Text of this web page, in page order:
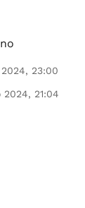
2024, 23:00
2024, 21:04